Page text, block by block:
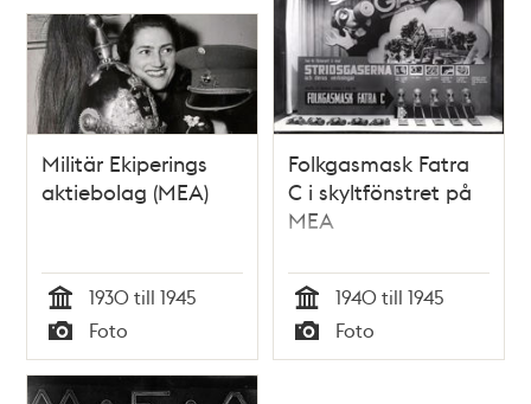
Militär Ekiperings
aktiebolag (MEA)
Tid
1930 till 1945
Typ
Foto
Folkgasmask Fatra
C i skyltfönstret på
MEA
Tid
1940 till 1945
Typ
Foto